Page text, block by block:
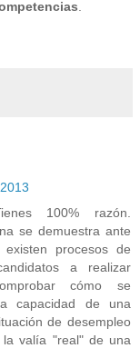
100% razón.
se demuestra ante
existen procesos de
a realizar
cómo se
capacidad de una
de desempleo
valía "real" de una